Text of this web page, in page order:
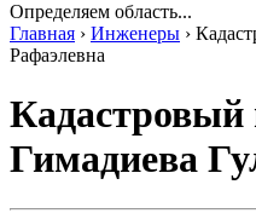
Определяем область...
Главная › Инженеры ›
Рафаэлевна
Кадастровый
Гимадиева